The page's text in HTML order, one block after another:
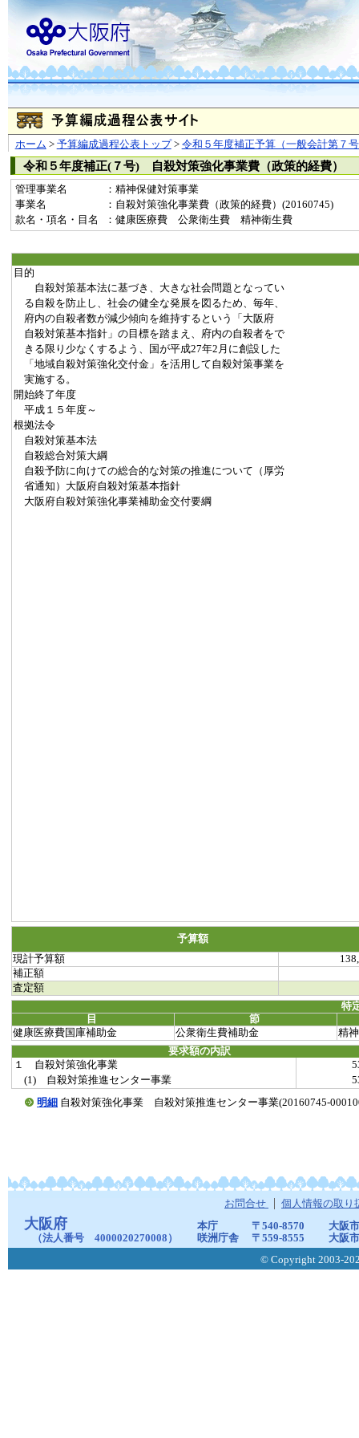
ホーム > 予算編成過程公表トップ> 令和５年度補正予算（一般会計第７
令和５年度補正(７号) 自殺対策強化事業費（政策的経費）
管理事業名
：精神保健対策事業
事業名
：自殺対策強化事業費（政策的経費）(20160745)
款名・項名・目名
：健康医療費 公衆衛生費 精神衛生費
目的
自殺対策基本法に基づき、大きな社会問題となってい
る自殺を防止し、社会の健全な発展を図るため、毎年、
府内の自殺者数が減少傾向を維持するという「大阪府
自殺対策基本指針」の目標を踏まえ、府内の自殺者をで
きる限り少なくするよう、国が平成27年2月に創設した
「地域自殺対策強化交付金」を活用して自殺対策事業を
実施する。
開始終了年度
平成１５年度～
根拠法令
自殺対策基本法
自殺総合対策大綱
自殺予防に向けての総合的な対策の推進について（厚労
省通知）大阪府自殺対策基本指針
大阪府自殺対策強化事業補助金交付要綱
予算額
現計予算額
補正額
査定額
特
目
節
健康医療費国庫補助金
公衆衛生費補助金
精
要求額の内訳
１ 自殺対策強化事業
(1) 自殺対策推進センター事業
明細 自殺対策強化事業 自殺対策推進センター事業(20160745-
お問合せ 個人情報の取り
大阪府
（法人番号 4000020270008）
本庁 〒540-8570
大阪
咲洲庁舎
〒559-8555
大阪
© Copyright 2003-